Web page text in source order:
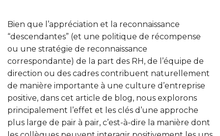
Bien que l’appréciation et la reconnaissance
“descendantes” (et une politique de récompense
ou une stratégie de reconnaissance
correspondante) de la part des RH, de l’équipe de
direction ou des cadres contribuent naturellement
de manière importante à une culture d’entreprise
positive, dans cet article de blog, nous explorons
principalement l’effet et les clés d’une approche
plus large de pair à pair, c’est-à-dire la manière dont